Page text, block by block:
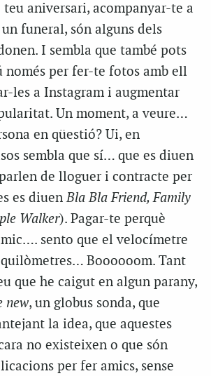
aniversari, acompanyar-te a
funeral, són alguns dels
I sembla que també pots
només per fer-te fotos amb ell
les a Instagram i augmentar
Un moment, a veure…
en qüestió? Ui, en
sembla que sí… que es diuen
de lloguer i contracte per
es diuenBla Bla Friend, Family
Walker). Pagar-te perquè
sento que el velocímetre
quilòmetres… Boooooom. Tant
que he caigut en algun parany,
new, un globus sonda, que
la idea, que aquestes
no existeixen o que són
per fer amics, sense